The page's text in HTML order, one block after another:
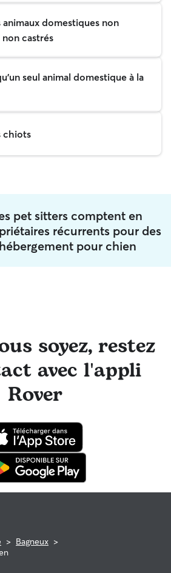
domestiques non
castrés
seul animal domestique à la
chiots
pet sitters comptent en
récurrents pour des
pour chien
soyez, restez
avec l'appli
Rover
> Bagneux >